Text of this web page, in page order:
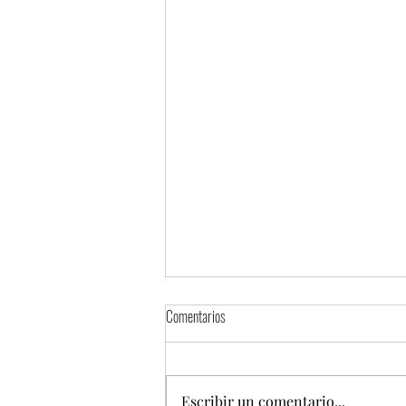
Comentarios
Escribir un comentario...